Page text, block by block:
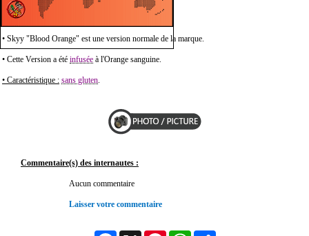
• Skyy "Blood Orange" est une version normale de la marque.
• Cette Version a été infusée à l'Orange sanguine.
• Caractéristique : sans gluten.
Commentaire(s) des internautes :
Aucun commentaire
Laisser votre commentaire